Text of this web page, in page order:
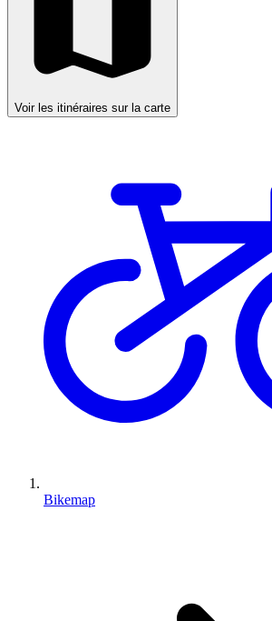
Voir les itinéraires sur la carte
Bikemap